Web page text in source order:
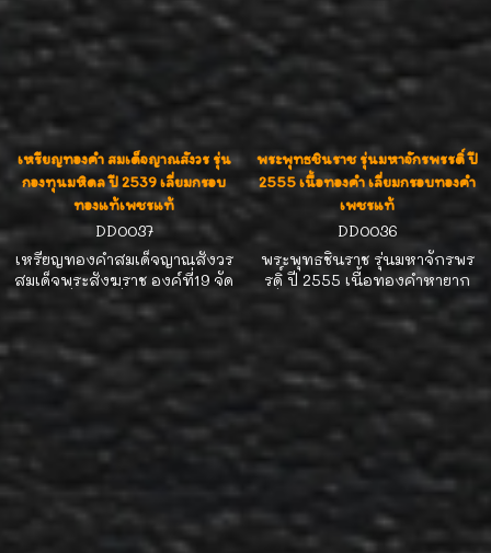
เหรียญทองคำ สมเด็จญาณสังวร รุ่น
กองทุนมหิดล ปี 2539 เลี่ยมกรอบ
ทองแท้เพชรแท้
DD0037
เหรียญทองคำสมเด็จญาณสังวร
สมเด็จพระสังฆราช องค์ที่19 จัด
สร้างเพื่อเป็นที่ระลึกในการจัด
ตั้งกองทุนมหาวิทยาลัยมหิดล ณ
จังหวัดกาญจนบุรี พ.ศ. 2539
เลี่ยมกรอบทองคำประดับเพชร
เบลเยี่ยมคัทน้ำ 100% น้ำหนัก
เพชรรวม 36 ตังค์ ขนาดกรอบ
กว้าง 2.2cm ความสูงกรอบรวม
ห่วง 4.6cm สวยกริ้ป
พระพุทธชินราช รุ่นมหาจักรพรรดิ์ ปี
2555 เนื้อทองคำ เลี่ยมกรอบทองคำ
เพชรแท้
DD0036
พระพุทธชินราช รุ่นมหาจักรพร
รดิ์ ปี 2555 เนื้อทองคำหายาก
เลี่ยมกรอบทองคำประดับเพชร
แท้เบลเยี่ยมคัท น้ำหนักรวม 38
ตังค์ ขนาดกว้าง 2.7cm สูง
4.9cm ออกแบบวิจิตร งดงาม
หรูหรา ผ่านพิธีปลุกเสกใหญ่
เหมาะสำหรับนักสะสมพระ, นัก
ลงทุนทองคำ และผู้ศรัทธาที่